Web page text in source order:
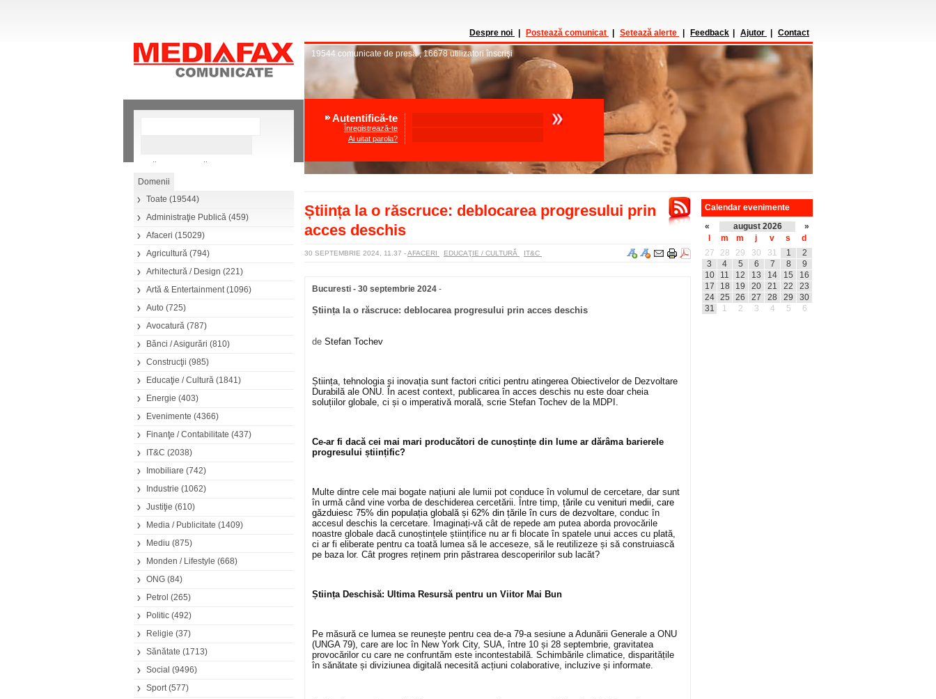
Căutare avansată
Toate (19544)
Administraţie Publică (459)
Afaceri (15029)
Agricultură (794)
Arhitectură / Design (221)
Artă & Entertainment(1096)
Auto (725)
Avocatură (787)
Bănci / Asigurări (810)
Construcţii (985)
Educaţie / Cultură (1841)
Energie (403)
Evenimente (4366)
Finanţe / Contabilitate (437)
IT&C (2038)
Imobiliare (742)
Industrie (1062)
Justiţie (610)
Media / Publicitate (1409)
Mediu (875)
Monden / Lifestyle (668)
ONG (84)
Petrol (265)
Politic (492)
Religie (37)
Sănătate (1713)
Social (9496)
Sport(577)
Despre noi Postează comunicat Setează alerte Feedback Ajutor Contact
19544 comunicate de presă,16678 utilizatori înscrişi
Autentifică-te
Înregistrează-te
Ai uitat parola?
Știința la o răscruce: deblocarea progresului prin
acces deschis
30 SEPTEMBRIE 2024, 11.37 -AFACERI EDUCAŢIE / CULTURĂ IT&C
Bucuresti - 30 septembrie 2024 -
Știința la o răscruce: deblocarea progresului prin acces deschis
de Stefan Tochev
Știința, tehnologia și inovația sunt factori critici pentru atingerea Obiectivelor de Dezvoltare
Durabilă ale ONU. În acest context, publicarea în acces deschis nu este doar cheia
soluțiilor globale, ci și o imperativă morală, scrie Stefan Tochev de la MDPI.
Ce-ar fi dacă cei mai mari producători de cunoștințe din lume ar dărâma barierele
progresului științific?
Multe dintre cele mai bogate națiuni ale lumii pot conduce în volumul de cercetare, dar sunt
în urmă când vine vorba de deschiderea cercetării. Între timp, țările cu venituri medii, care
găzduiesc 75% din populația globală și 62% din țările în curs de dezvoltare, conduc în
accesul deschis la cercetare. Imaginați-vă cât de repede am putea aborda provocările
noastre globale dacă cunoștințele științifice nu ar fi blocate în spatele unui acces cu plată,
ci ar fi eliberate pentru ca toată lumea să le acceseze, să le reutilizeze și să construiască
pe baza lor. Cât progres reținem prin păstrarea descoperirilor sub lacăt?
Știința Deschisă: Ultima Resursă pentru un Viitor Mai Bun
Pe măsură ce lumea se reunește pentru cea de-a 79-a sesiune a Adunării Generale a ONU
(UNGA 79), care are loc în New York City, SUA, între 10 și 28 septembrie, gravitatea
provocărilor cu care ne confruntăm este incontestabilă. Schimbările climatice, disparitățile
în sănătate și diviziunea digitală necesită acțiuni colaborative, incluzive și informate.
Calendar evenimente
«
august 2026
»
m m j v s
d
27
28 29 30 31 1
2
3
4 5 6 7 8
9
10
11 12 13 14 15
16
17
18 19 20 21 22
23
24
25 26 27 28 29
30
31
1 2 3 4 5 6